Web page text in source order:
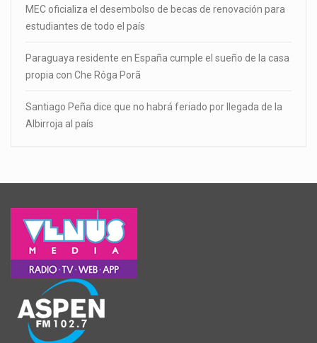
MEC oficializa el desembolso de becas de renovación para
estudiantes de todo el país
Paraguaya residente en España cumple el sueño de la casa
propia con Che Róga Porã
Santiago Peña dice que no habrá feriado por llegada de la
Albirroja al país